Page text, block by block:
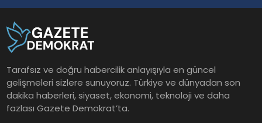
YAŞAM
Tarafsız ve doğru habercilik anlayışıyla en güncel
gelişmeleri sizlere sunuyoruz. Türkiye ve dünyadan son
dakika haberleri, siyaset, ekonomi, teknoloji ve daha
fazlası Gazete Demokrat’ta.